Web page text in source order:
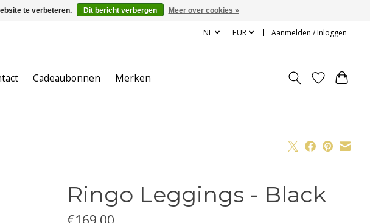
NL EUR Aanmelden / Inloggen
Cadeaubonnen Merken
Ringo Leggings - Black
te verbeteren. Dit bericht verbergen Meer over cookies »